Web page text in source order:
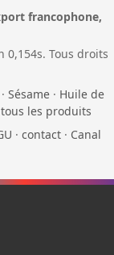
francophone,
0,154s. Tous droits
· Sésame · Huile de
tous les produits
· contact · Canal